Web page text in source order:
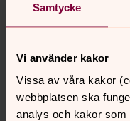
Samtycke
Vi använder kakor
Vissa av våra kakor
webbplatsen ska
analys och kakor som
Luleå domkyrka.
Kostnad för
500 kr i
2023. Var och en tar
konfalägret.